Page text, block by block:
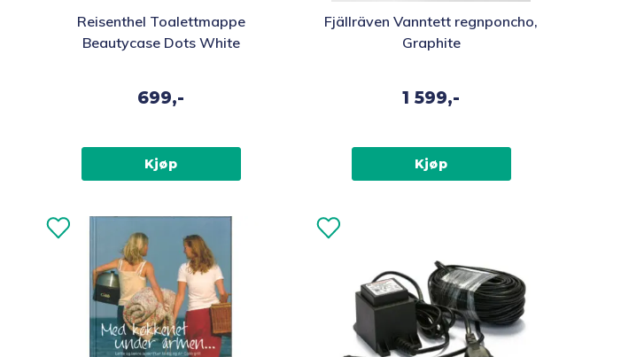
Reisenthel Toalettmappe
Beautycase Dots White
699,-
Kjøp
Fjällräven Vanntett regnponcho,
Graphite
1 599,-
Kjøp